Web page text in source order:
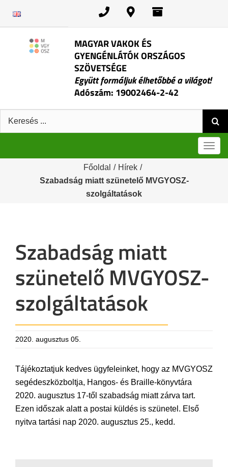
MAGYAR VAKOK ÉS
GYENGÉNLÁTÓK ORSZÁGOS
SZÖVETSÉGE
Együtt formáljuk élhetőbbé a világot!
Adószám: 19002464-2-42
Keresés:
Főoldal / Hírek /
Szabadság miatt szünetelő MVGYOSZ-
szolgáltatások
Szabadság miatt
szünetelő MVGYOSZ-
szolgáltatások
2020. augusztus 05.
Tájékoztatjuk kedves ügyfeleinket, hogy az MVGYOSZ
segédeszközboltja, Hangos- és Braille-könyvtára
2020. augusztus 17-től szabadság miatt zárva tart.
Ezen időszak alatt a postai küldés is szünetel. Első
nyitva tartási nap 2020. augusztus 25., kedd.